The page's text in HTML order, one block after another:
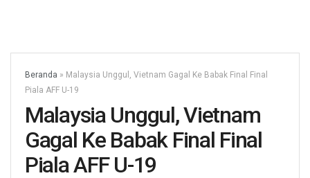
Beranda » Malaysia Unggul, Vietnam Gagal Ke Babak Final Final
Piala AFF U-19
Malaysia Unggul, Vietnam
Gagal Ke Babak Final Final
Piala AFF U-19